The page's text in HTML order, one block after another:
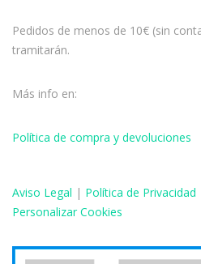
Pedidos de menos de 10€ (sin
tramitarán.
Más info en:
Política de compra y devoluciones
Aviso Legal | Política de Privacidad
Personalizar Cookies